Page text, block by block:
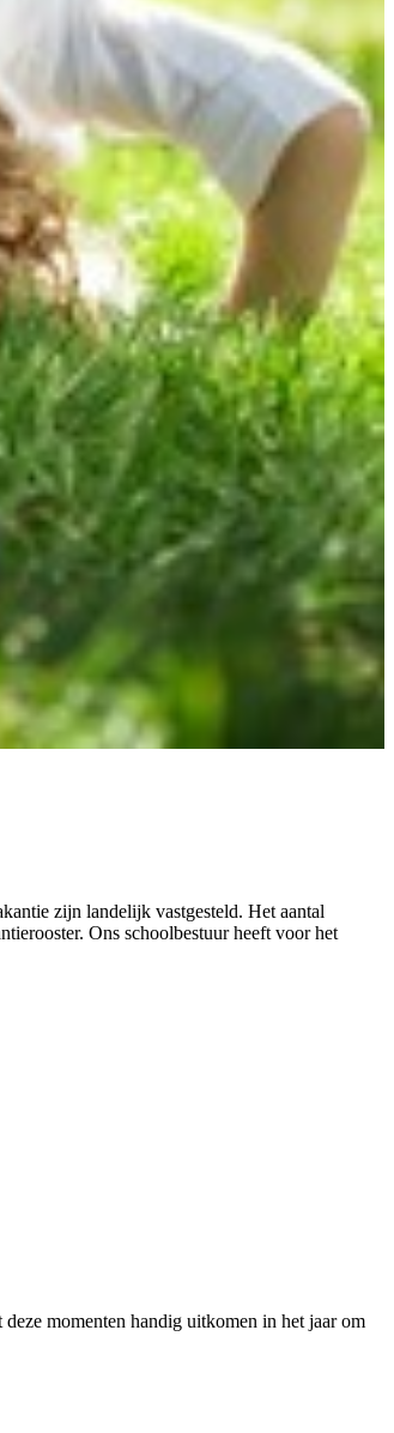
zijn landelijk vastgesteld. Het aantal
Ons schoolbestuur heeft voor het
momenten handig uitkomen in het jaar om